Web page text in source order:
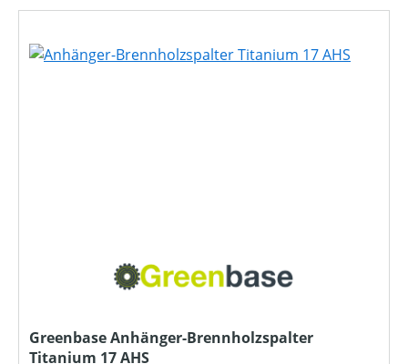
Greenbase Anhänger-Brennholzspalter
Titanium 17 AHS